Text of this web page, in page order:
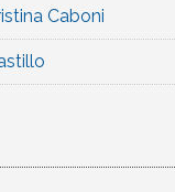
Caboni